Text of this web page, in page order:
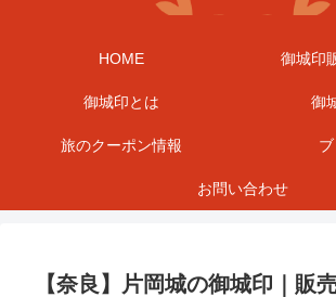
HOME 御城印
御城印とは 御
旅のクーポン情報
お問い合わせ
【奈良】片岡城の御城印｜販